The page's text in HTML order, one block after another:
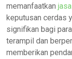
memanfaatkan
keputusan cerdas
signifikan bagi
terampil dan
memberikan